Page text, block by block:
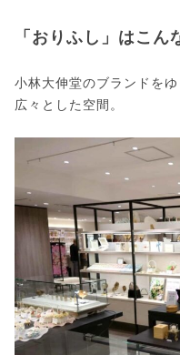
「おりふし」はこん
小林大伸堂のブランドを
広々とした空間。